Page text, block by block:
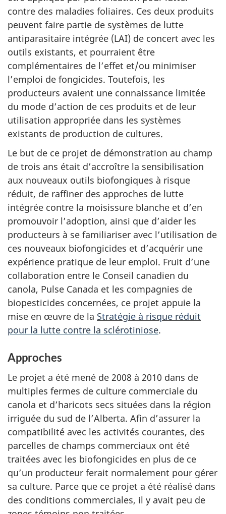
contre des maladies foliaires. Ces deux produits
peuvent faire partie de systèmes de lutte
antiparasitaire intégrée (LAI) de concert avec les
outils existants, et pourraient être
complémentaires de l’effet et/ou minimiser
l’emploi de fongicides. Toutefois, les
producteurs avaient une connaissance limitée
du mode d’action de ces produits et de leur
utilisation appropriée dans les systèmes
existants de production de cultures.
Le but de ce projet de démonstration au champ
de trois ans était d’accroître la sensibilisation
aux nouveaux outils biofongiques à risque
réduit, de raffiner des approches de lutte
intégrée contre la moisissure blanche et d’en
promouvoir l’adoption, ainsi que d’aider les
producteurs à se familiariser avec l’utilisation de
ces nouveaux biofongicides et d’acquérir une
expérience pratique de leur emploi. Fruit d’une
collaboration entre le Conseil canadien du
canola, Pulse Canada et les compagnies de
biopesticides concernées, ce projet appuie la
mise en œuvre de la Stratégie à risque réduit
pour la lutte contre la sclérotiniose.
Approches
Le projet a été mené de 2008 à 2010 dans de
multiples fermes de culture commerciale du
canola et d’haricots secs situées dans la région
irriguée du sud de l’Alberta. Afin d’assurer la
compatibilité avec les activités courantes, des
parcelles de champs commerciaux ont été
traitées avec les biofongicides en plus de ce
qu’un producteur ferait normalement pour gérer
sa culture. Parce que ce projet a été réalisé dans
des conditions commerciales, il y avait peu de